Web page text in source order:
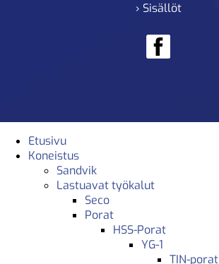
› Sisällöt
Etusivu
Koneistus
Sandvik
Lastuavat työkalut
Seco
Porat
HSS-Porat
YG-1
TIN-porat